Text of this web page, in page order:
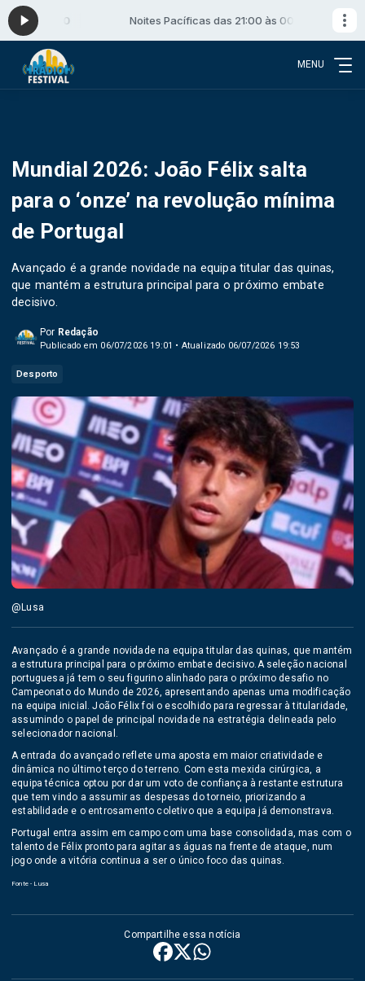
às 00:00 Noites Pacíficas das 21:00 às 00:00
MENU
Mundial 2026: João Félix salta
para o ‘onze’ na revolução mínima
de Portugal
Avançado é a grande novidade na equipa titular das quinas,
que mantém a estrutura principal para o próximo embate
decisivo.
Por Redação
Publicado em 06/07/2026 19:01 • Atualizado 06/07/2026 19:53
Desporto
@Lusa
Avançado é a grande novidade na equipa titular das quinas, que mantém
a estrutura principal para o próximo embate decisivo.A seleção nacional
portuguesa já tem o seu figurino alinhado para o próximo desafio no
Campeonato do Mundo de 2026, apresentando apenas uma modificação
na equipa inicial. João Félix foi o escolhido para regressar à titularidade,
assumindo o papel de principal novidade na estratégia delineada pelo
selecionador nacional.
A entrada do avançado reflete uma aposta em maior criatividade e
dinâmica no último terço do terreno. Com esta mexida cirúrgica, a
equipa técnica optou por dar um voto de confiança à restante estrutura
que tem vindo a assumir as despesas do torneio, priorizando a
estabilidade e o entrosamento coletivo que a equipa já demonstrava.
Portugal entra assim em campo com uma base consolidada, mas com o
talento de Félix pronto para agitar as águas na frente de ataque, num
jogo onde a vitória continua a ser o único foco das quinas.
Fonte - Lusa
Compartilhe essa notícia